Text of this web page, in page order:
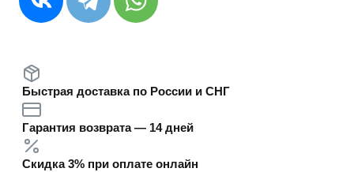
Быстрая доставка по России и СНГ
Гарантия возврата — 14 дней
Скидка 3% при оплате онлайн